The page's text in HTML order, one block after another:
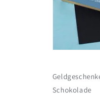
Schokolade